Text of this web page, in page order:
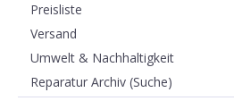
Preisliste
Versand
Umwelt & Nachhaltigkeit
Reparatur Archiv (Suche)